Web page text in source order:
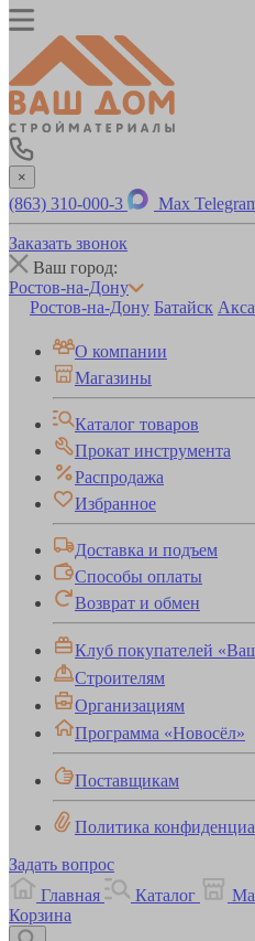
×
(863) 310-000-3 Max
Заказать звонок
Ваш город:
Ростов-на-Дону
Ростов-на-Дону Батайск
О компании
Магазины
Каталог товаров
Прокат инструмента
Распродажа
Избранное
Доставка и подъем
Способы оплаты
Возврат и обмен
Клуб покупателей
Строителям
Организациям
Программа «Новосёл»
Поставщикам
Политика
Задать вопрос
Главная
Каталог
Корзина